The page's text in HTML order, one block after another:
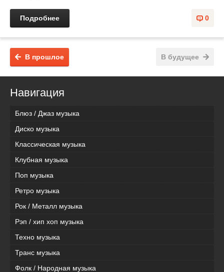
0
Подробнее
В будущее
В прошлое
Навигация
Блюз / Джаз музыка
Диско музыка
Классическая музыка
Клубная музыка
Поп музыка
Ретро музыка
Рок / Металл музыка
Рэп / хип хоп музыка
Техно музыка
Транс музыка
Фолк / Народная музыка